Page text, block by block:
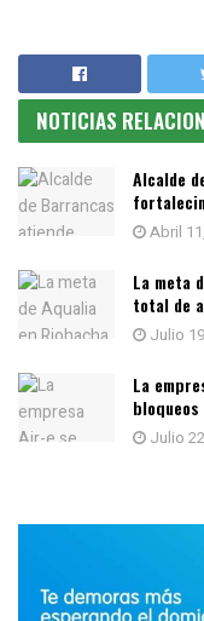
NOTICIAS
Alcalde
Abril
La meta
total de
Julio
La
Julio